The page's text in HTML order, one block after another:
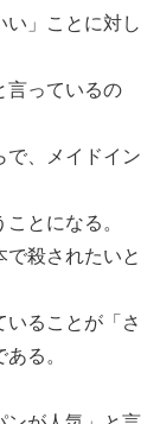
い」ことに対し
言っているの
で、メイドイン
とになる。
殺されたいと
ることが「さ
る。